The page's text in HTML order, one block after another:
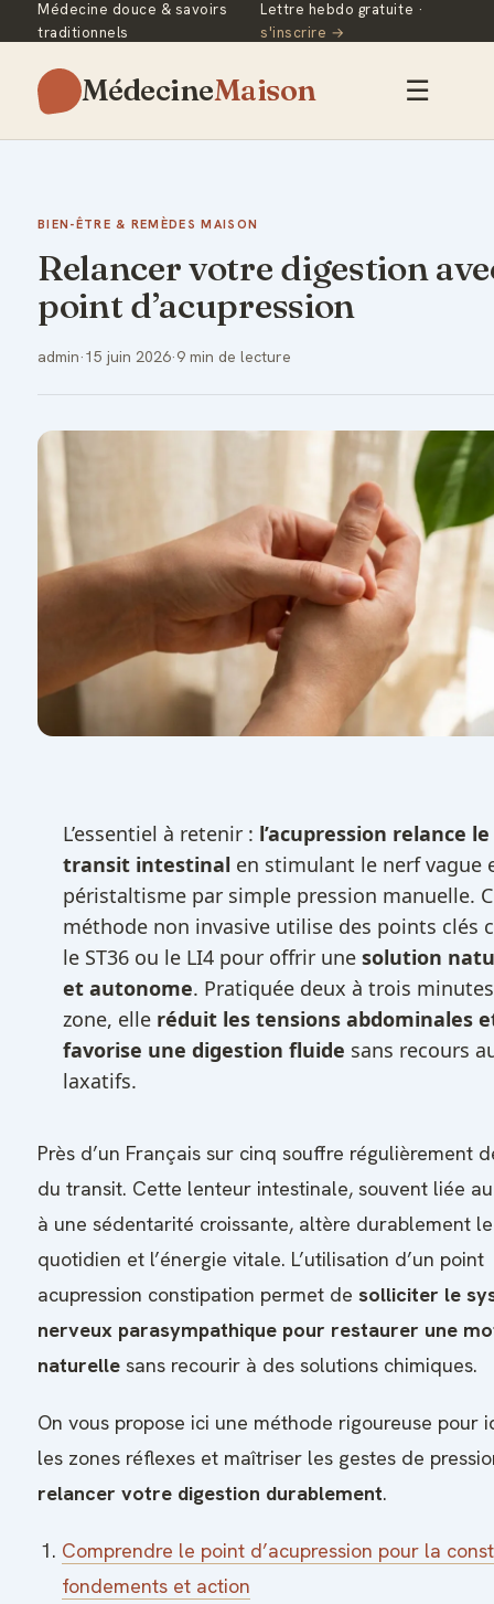
Médecine douce & savoirs
traditionnels
Lettre hebdo gratuite ·
s'inscrire →
MédecineMaison ☰
BIEN-ÊTRE & REMÈDES MAISON
Relancer votre digestion
point d’acupression
admin·15 juin 2026·9 min de lecture
L’essentiel à retenir : l’acupression relance le
transit intestinal en stimulant le nerf vague
péristaltisme par simple pression manuelle.
méthode non invasive utilise des points clés
le ST36 ou le LI4 pour offrir une solution
et autonome. Pratiquée deux à trois
zone, elle réduit les tensions abdominales
favorise une digestion fluide sans recours
laxatifs.
Près d’un Français sur cinq souffre régulièrement
du transit. Cette lenteur intestinale, souvent liée
à une sédentarité croissante, altère durablement
quotidien et l’énergie vitale. L’utilisation d’un point
acupression constipation permet de solliciter le
nerveux parasympathique pour restaurer une
naturelle sans recourir à des solutions chimiques.
On vous propose ici une méthode rigoureuse pour
les zones réflexes et maîtriser les gestes de
relancer votre digestion durablement.
Comprendre le point d’acupression pour la
fondements et action